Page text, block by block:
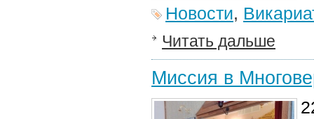
Новости,
Читать дальше
Миссия в